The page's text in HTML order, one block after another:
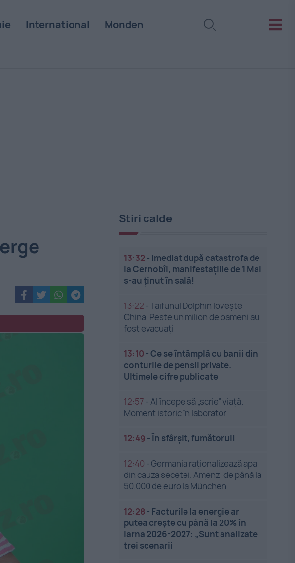
International Monden
Stiri calde
13:32 - Imediat după catastrofa de
la Cernobîl, manifestațiile de 1 Mai
s-au ținut în sală!
13:22 -Taifunul Dolphin lovește
China. Peste un milion de oameni au
fost evacuați
13:10 -Ce se întâmplă cu banii din
conturile de pensii private.
Ultimele cifre publicate
12:57 -AI începe să „scrie” viață.
Moment istoric în laborator
12:49 -În sfârșit, fumătorul!
12:40 -Germania raționalizează apa
din cauza secetei. Amenzi de până la
50.000 de euro la München
12:28 - Facturile la energie ar
putea crește cu până la 20% în
iarna 2026-2027: „Sunt analizate
trei scenarii